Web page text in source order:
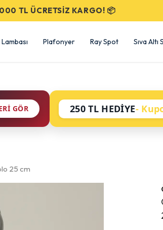
ÜRÜNLERDE %50 İNDİRİM!
Plafonyer Ray Spot Sıva Altı
GÖR 250 TL HEDİYE-
25 cm